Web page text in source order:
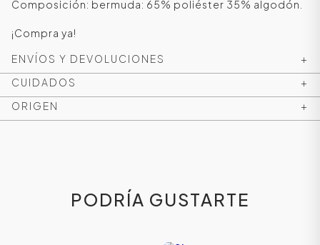
Composición: bermuda: 65% poliéster 35% algodón.
¡Compra ya!
ENVÍOS Y DEVOLUCIONES
+
CUIDADOS
+
ORIGEN
+
PODRÍA GUSTARTE